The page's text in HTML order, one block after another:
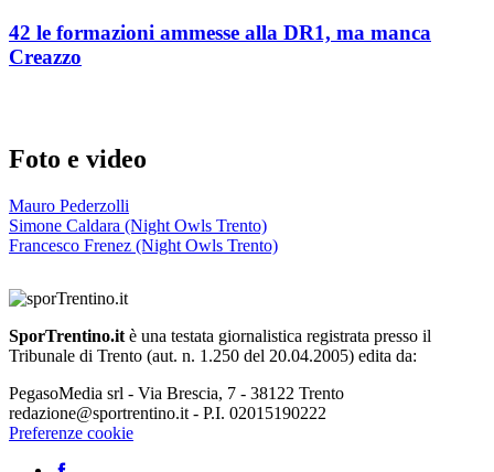
42 le formazioni ammesse alla DR1, ma manca
Creazzo
Foto e video
Mauro Pederzolli
Simone Caldara (Night Owls Trento)
Francesco Frenez (Night Owls Trento)
SporTrentino.it è una testata giornalistica registrata presso il
Tribunale di Trento (aut. n. 1.250 del 20.04.2005) edita da:
PegasoMedia srl - Via Brescia, 7 - 38122 Trento
redazione@sportrentino.it - P.I. 02015190222
Preferenze cookie